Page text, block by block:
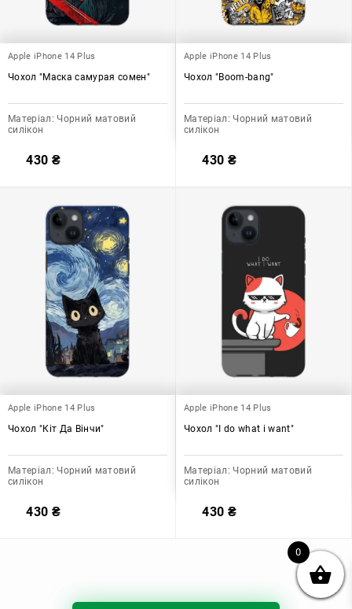
Apple iPhone 14 Plus
Чохол "Маска самурая сомен"
Матеріал: Чорний матовий
силікон
430 ₴
Apple iPhone 14 Plus
Чохол "Boom-bang"
Матеріал: Чорний матовий
силікон
430 ₴
Apple iPhone 14 Plus
Чохол "Кіт Да Вінчи"
Матеріал: Чорний матовий
силікон
430 ₴
Apple iPhone 14 Plus
Чохол "I do what i want"
Матеріал: Чорний матовий
силікон
430 ₴
0